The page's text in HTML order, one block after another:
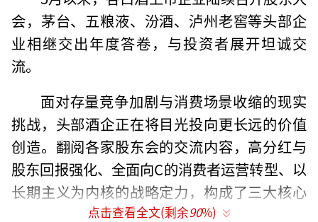
会，茅台、五粮液、汾酒、泸州老窖等头部企
业相继交出年度答卷，与投资者展开坦诚交
流。
面对存量竞争加剧与消费场景收缩的现实
挑战，头部酒企正在将目光投向更长远的价值
创造。翻阅各家股东会的交流内容，高分红与
股东回报强化、全面向C的消费者运营转型、以
长期主义为内核的战略定力，构成了三大核心
点击查看全文(剩余90%)